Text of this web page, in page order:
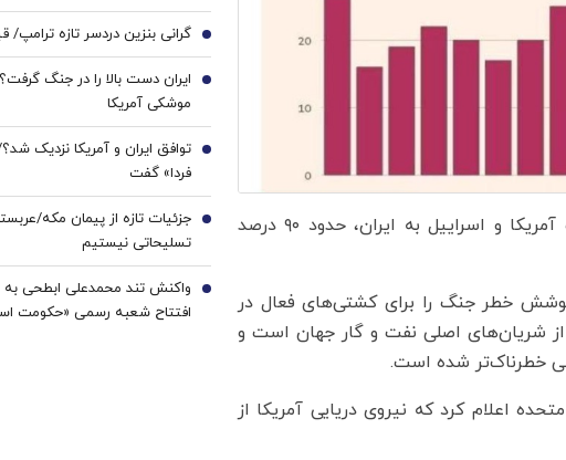
بر اساس این گزارش تردد نفتکش‌ها در تنگهٔ هرمز از زمان آغاز حملات آمریکا و اسراییل به ایران، حدود ۹۰ درصد
خطر جنگ را برای کشتی‌های فعال در
از شریان‌های اصلی نفت و گار جهان است و
خطرناک‌تر شده است.
اعلام کرد که نیروی دریایی آمریکا از
گرانی بنزین دردسر تازه ترامپ/ قیمت 6
ایران دست بالا را در جنگ
موشکی آمریکا
7
توافق ایران و آمریکا نزدیک شد؟/
فردا» گفت
8
جزئیات تازه از پیمان مکه/
تسلیحاتی نیستیم
9
واکنش تند محمدعلی ابطحی به
افتتاح شعبه رسمی «حکومت
10